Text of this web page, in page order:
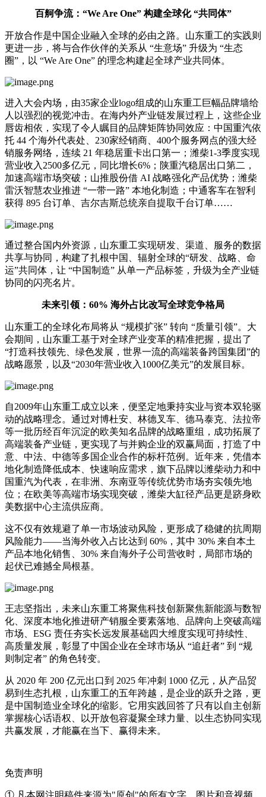
百舸争流：“We Are One” 构建全球化 “共同体”
开放合作是中国企业融入全球的必由之路。山东重工的实践则
更进一步，将与合作伙伴的关系从 “生意场” 升级为 “生态
圈”，以 “We Are One” 的理念构建起全球产业共同体。
进入大会内场，由35家企业logo组成的山东重工巨幅品牌墙给
人以强烈的视觉冲击。在海内外产业链发展过程上，这些企业
唇齿相依，实现了令人瞩目的品牌矩阵协同效应：中国重汽依
托 44 个海外代表处、230家经销商、400个服务网点的强大经
销服务网络，连续 21 年稳居重卡出口第一；潍柴1-3季度实现
营业收入2500多亿元，同比增长6%；陕重汽稳居出口第二，
加速高端市场突破；山推股份借 AI 战略强化产品优势；潍柴
雷沃智慧农业推进 “一带一路” 本地化制造；中通客车在智利
获得 895 台订单、吉尔吉斯总统亲自提取千台订单……
通过整合国内外资源，山东重工实现研发、渠道、服务的数据
共享与协同，构建了扎根中国、辐射全球的“研发、战略、命
运”共同体，让 “中国制造” 从单一产品标签，升级为全产业链
协同的闪亮名片。
未来引领：60% 海外占比改写全球竞争格局
山东重工的全球化布局将从 “规模扩张” 转向 “质量引领”。大
会期间，山东重工基于对全球产业变革的精准把握，提出了
“打造科技领先、绿色发展，世界一流的高端装备跨国集团”的
战略愿景，以及“2030年营业收入1000亿美元”的发展目标。
自2009年山东重工成立以来，便坚定地秉持实业与资本双轮驱
动的战略理念。通过对博杜安、林德叉车、德马泰克、法拉帝
等一批历经百年沉淀的欧美知名品牌的战略重组，成功拓展了
高端装备产业链，更实现了与并购企业的双赢局面，打造了中
意、中法、中德等多国企业合作的标杆范例。近年来，凭借本
地化制造降低成本、快速响应需求，旗下品牌以潍柴动力和中
国重汽为代表，在非洲、东南亚等传统优势市场夯实领先地
位；在欧美等高端市场实现突破，潍柴大缸径产品更是跻身欧
美数据中心主流供应商。
这不仅有效规避了单一市场波动风险，更形成了稳健的抗周期
风险能力——当海外收入占比达到 60%，其中 30% 来自本土
产品本地化销售、30% 来自海外子公司营收时，局部市场的
起伏已难撼全局根基。
王志坚指出，未来山东重工将聚焦科技创新聚焦新能源与数智
化、深度本地化推进研产销服全要素落地、品牌向上突破高端
市场、ESG 责任夯实长远发展基础四大维度实现可持续性、
高质量发展，彰显了中国企业在全球市场从 “追赶者” 到 “规
则制定者” 的角色转变。
从 2020 年 200 亿元出口到 2025 年冲刺 1000 亿元，从产品贸
易到生态扎根，山东重工的五年跨越，是企业的跃升之路，更
是中国制造业全球化的缩影。它用实践回答了只有以自主创新
掌握核心话语权、以开放包容凝聚全球力量、以生态协同实现
共赢发展，才能赢在当下、赢得未来。
免责声明